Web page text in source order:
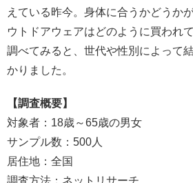
えている昨今。身体に合うかどうか
ウトドアウェアはどのように買われ
調べてみると、世代や性別によって
かりました。
【調査概要】
対象者：18歳～65歳の男女
サンプル数：500人
居住地：全国